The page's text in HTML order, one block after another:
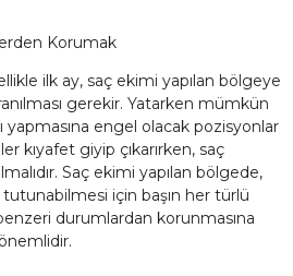
Korumak
ilk ay, saç ekimi yapılan bölgeye
gerekir. Yatarken mümkün
yapmasına engel olacak pozisyonlar
kıyafet giyip çıkarırken, saç
Saç ekimi yapılan bölgede,
için başın her türlü
durumlardan korunmasına